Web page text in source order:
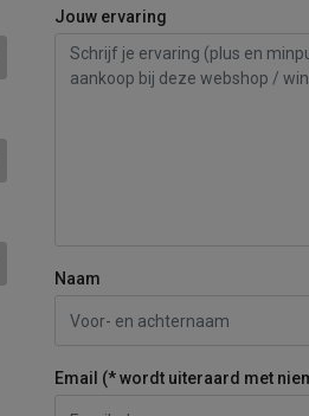
Jouw ervaring
Naam
Email (* wordt uiteraard met